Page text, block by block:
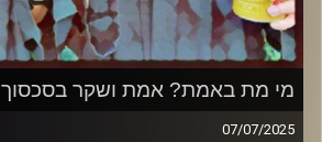
מי מת באמת? אמת ושקר בסכסוך
07/07/2025